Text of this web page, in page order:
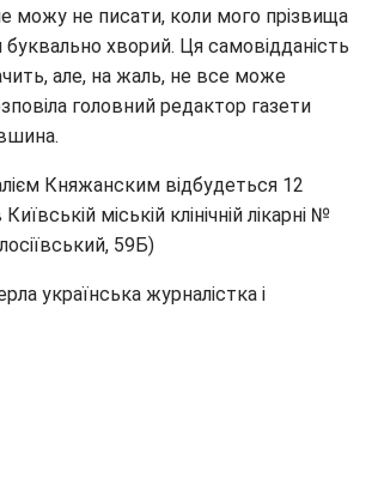
можу не писати, коли мого прізвища
буквально хворий. Ця самовідданість
але, на жаль, не все може
головний редактор газети
Княжанским відбудеться 12
міській клінічній лікарні №
59Б)
українська журналістка і